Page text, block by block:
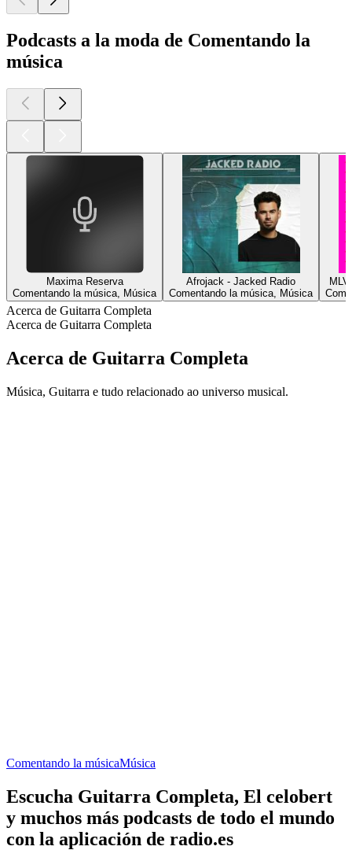
Podcasts a la moda de Comentando la
música
Maxima Reserva
Comentando la música, Música
Afrojack - Jacked Radio
Comentando la música, Música
Acerca de Guitarra Completa
Acerca de Guitarra Completa
Acerca de Guitarra Completa
Música, Guitarra e tudo relacionado ao universo musical.
Comentando la músicaMúsica
Escucha Guitarra Completa, El celobert
y muchos más podcasts de todo el mundo
con la aplicación de radio.es